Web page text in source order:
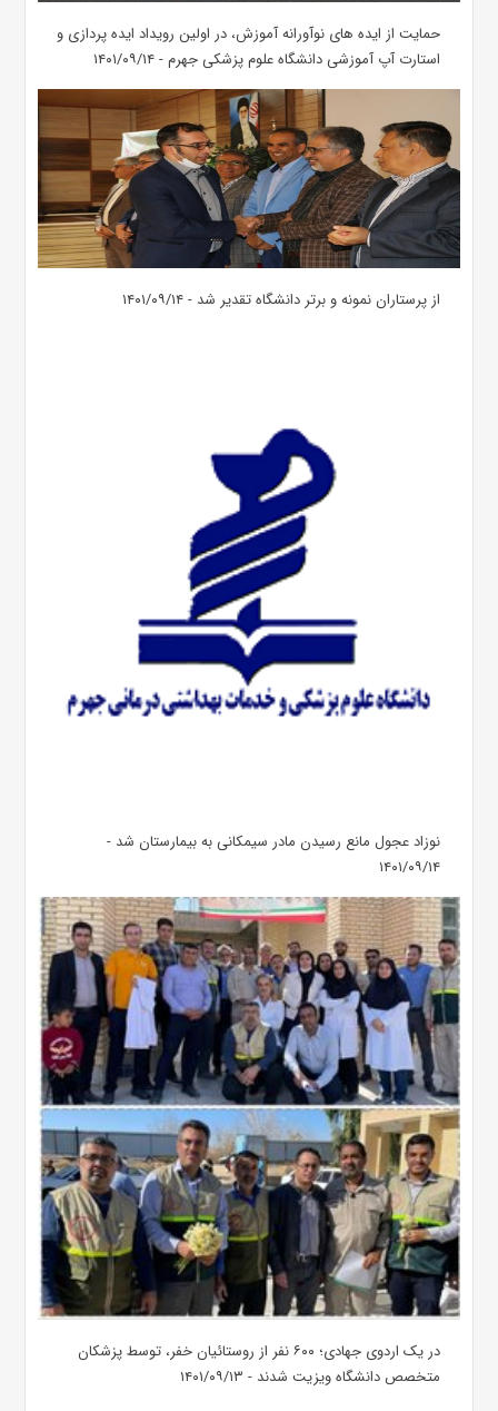
حمایت از ایده های نوآورانه آموزش، در اولین رویداد ایده پردازی و
استارت آپ آموزشی دانشگاه علوم پزشکی جهرم - ۱۴۰۱/۰۹/۱۴
از پرستاران نمونه و برتر دانشگاه تقدیر شد - ۱۴۰۱/۰۹/۱۴
نوزاد عجول مانع رسیدن مادر سیمکانی به بیمارستان شد -
۱۴۰۱/۰۹/۱۴
در یک اردوی جهادی؛ ۶۰۰ نفر از روستائیان خفر، توسط پزشکان
متخصص دانشگاه ویزیت شدند - ۱۴۰۱/۰۹/۱۳